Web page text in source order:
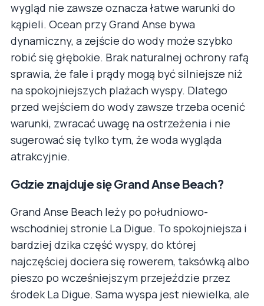
wygląd nie zawsze oznacza łatwe warunki do
kąpieli. Ocean przy Grand Anse bywa
dynamiczny, a zejście do wody może szybko
robić się głębokie. Brak naturalnej ochrony rafą
sprawia, że fale i prądy mogą być silniejsze niż
na spokojniejszych plażach wyspy. Dlatego
przed wejściem do wody zawsze trzeba ocenić
warunki, zwracać uwagę na ostrzeżenia i nie
sugerować się tylko tym, że woda wygląda
atrakcyjnie.
Gdzie znajduje się Grand Anse Beach?
Grand Anse Beach leży po południowo-
wschodniej stronie La Digue. To spokojniejsza i
bardziej dzika część wyspy, do której
najczęściej dociera się rowerem, taksówką albo
pieszo po wcześniejszym przejeździe przez
środek La Digue. Sama wyspa jest niewielka, ale